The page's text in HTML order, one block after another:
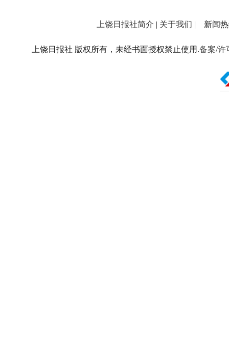
上饶日报社简介 | 关于我们 | 新闻热
上饶日报社 版权所有，未经书面授权禁止使用.备案/许